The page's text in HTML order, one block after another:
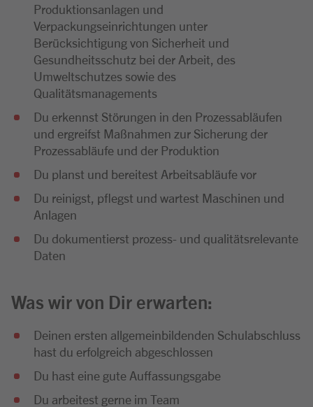
Produktionsanlagen und
Verpackungseinrichtungen unter
Berücksichtigung von Sicherheit und
Gesundheitsschutz bei der Arbeit, des
Umweltschutzes sowie des
Qualitätsmanagements
Du erkennst Störungen in den Prozessabläufen
und ergreifst Maßnahmen zur Sicherung der
Prozessabläufe und der Produktion
Du planst und bereitest Arbeitsabläufe vor
Du reinigst, pflegst und wartest Maschinen und
Anlagen
Du dokumentierst prozess- und qualitätsrelevante
Daten
Was wir von Dir erwarten:
Deinen ersten allgemeinbildenden Schulabschluss
hast du erfolgreich abgeschlossen
Du hast eine gute Auffassungsgabe
Du arbeitest gerne im Team